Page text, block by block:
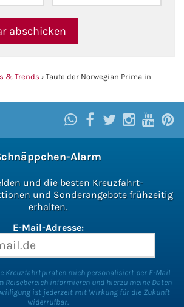
& Trends › Taufe der Norwegian Prima in
Alarm
und die besten Kreuzfahrt-
und Sonderangebote frühzeitig
erhalten.
E-Mail-Adresse:
Kreuzfahrtpiraten mich personalisiert per E-Mail
Reisebereich informieren und hierzu meine Daten
ist jederzeit mit Wirkung für die Zukunft
widerrufbar.